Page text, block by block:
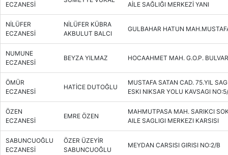
ECZANESİ
AİLE SAĞLIĞI MERKEZİ YANI
NİLÜFER
ECZANESİ
NİLÜFER KÜBRA
AKBULUT BALCI
GULBAHAR HATUN
NUMUNE
ECZANESİ
BEYZA YILMAZ HOCAAHMET MAH. G.O.P.
ÖMÜR
ECZANESİ
HATİCE DUTOĞLU
MUSTAFA SATAN CAD. 75.YIL
ESKI NIKSAR YOLU KAVSAGI
ÖZEN
ECZANESİ
EMRE ÖZEN
MAHMUTPASA MAH. SARIKCI
AILE SAGLIGI MERKEZI KARSISI
SABUNCUOĞLU
ECZANESİ
ÖZER ÜZEYİR
SABUNCUOĞLU
MEYDAN CARSISI GIRISI NO:2/B